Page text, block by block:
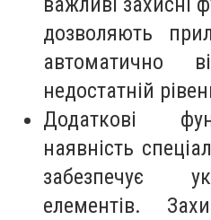
дозволяють
автоматично
недостатній
Додаткові
наявність
забезпечує
елементів.